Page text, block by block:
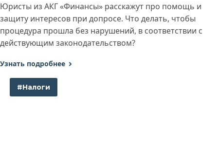
Юристы из АКГ «Финансы» расскажут про помощь и
защиту интересов при допросе. Что делать, чтобы
процедура прошла без нарушений, в соответствии с
действующим законодательством?
Узнать подробнее
#Налоги